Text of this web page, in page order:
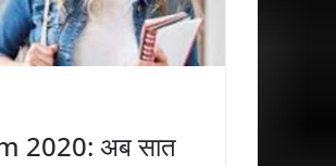
2020: अब सात